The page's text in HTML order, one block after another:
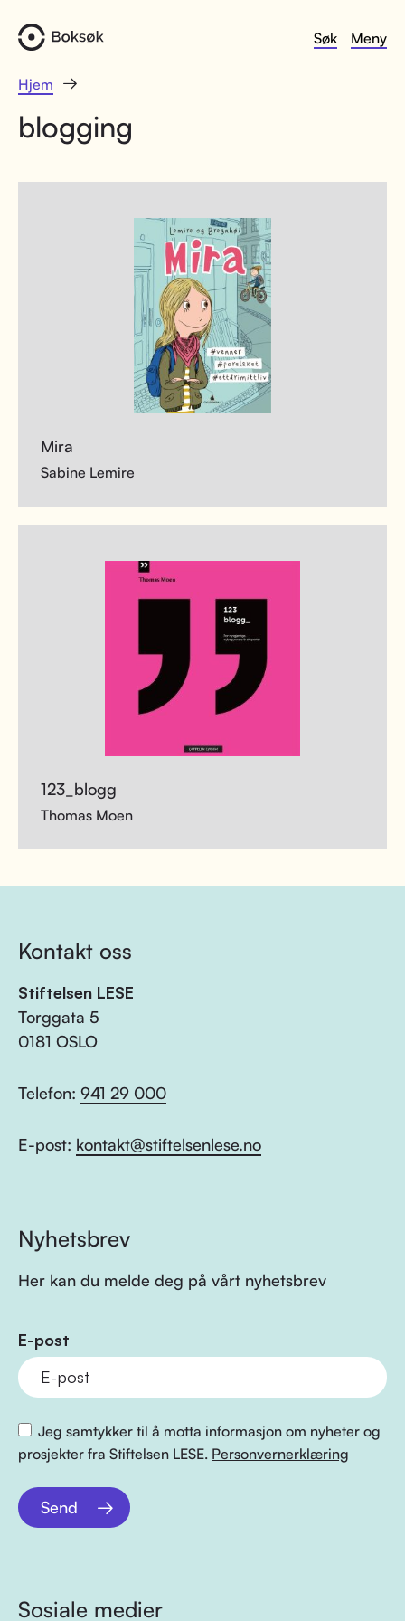
Søk Meny
Hjem
blogging
Mira
Sabine Lemire
123_blogg
Thomas Moen
Kontakt oss
Stiftelsen LESE
Torggata 5
0181 OSLO
Telefon: 941 29 000
E-post: kontakt@stiftelsenlese.no
Nyhetsbrev
Her kan du melde deg på vårt nyhetsbrev
E-post
Jeg samtykker til å motta informasjon om nyheter og
prosjekter fra Stiftelsen LESE. Personvernerklæring
Send
Sosiale medier